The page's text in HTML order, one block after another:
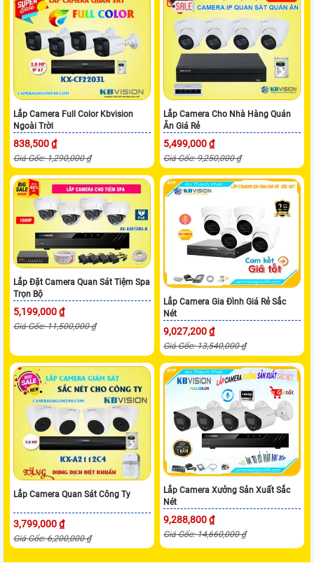
Lắp Camera Full Color Kbvision
Ngoài Trời
838,500 ₫
Giá Gốc: 1,290,000 ₫
Lắp Camera Cho Nhà Hàng Quán
Ăn Giá Rẻ
5,499,000 ₫
Giá Gốc: 9,250,000 ₫
Lắp Đặt Camera Quan Sát Tiệm Spa
Trọn Bộ
5,199,000 ₫
Giá Gốc: 11,500,000 ₫
Lắp Camera Gia Đình Giá Rẻ Sắc
Nét
9,027,200 ₫
Giá Gốc: 13,540,000 ₫
Lắp Camera Quan Sát Công Ty
3,799,000 ₫
Giá Gốc: 6,200,000 ₫
Lắp Camera Xưởng Sản Xuất Sắc
Nét
9,288,800 ₫
Giá Gốc: 14,660,000 ₫